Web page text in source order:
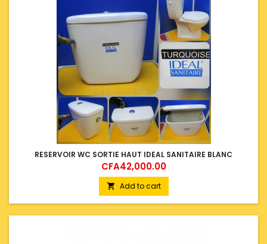
RESERVOIR WC SORTIE HAUT IDEAL SANITAIRE BLANC
Price
CFA42,000.00
 Add to cart